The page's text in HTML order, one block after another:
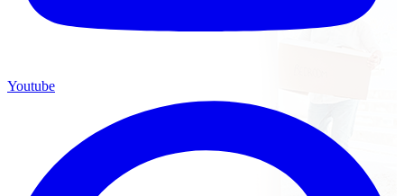
Youtube